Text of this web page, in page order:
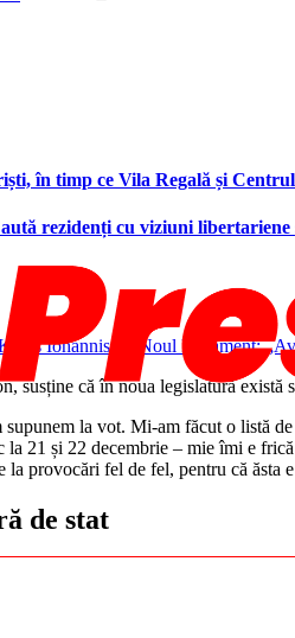
în timp ce Vila Regală și
rezidenți cu viziuni libertariene
susține că în noua legislatură
la vot. Mi-am făcut o listă
21 și 22 decembrie – mie îmi e
provocări fel de fel, pentru că ăsta
de stat